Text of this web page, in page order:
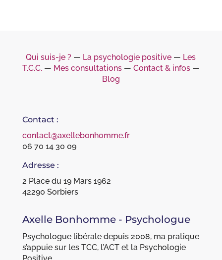
Qui suis-je ? ― La psychologie positive ― Les
T.C.C.― Mes consultations― Contact & infos―
Blog
Contact :
contact@axellebonhomme.fr
06 70 14 30 09
Adresse :
2 Place du 19 Mars 1962
42290 Sorbiers
Axelle Bonhomme - Psychologue
Psychologue libérale depuis 2008, ma pratique
s’appuie sur les TCC, l’ACT et la Psychologie